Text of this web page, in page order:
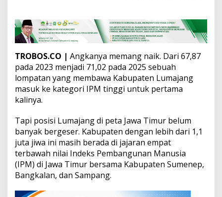
h
J
a
i
m
,
D
e
n
P
e
n
d
i
i
TROBOS.CO | Angkanya memang naik. Dari 67,87
pada 2023 menjadi 71,02 pada 2025 sebuah
lompatan yang membawa Kabupaten Lumajang
masuk ke kategori IPM tinggi untuk pertama
kalinya.
Tapi posisi Lumajang di peta Jawa Timur belum
banyak bergeser. Kabupaten dengan lebih dari 1,1
juta jiwa ini masih berada di jajaran empat
terbawah nilai Indeks Pembangunan Manusia
(IPM) di Jawa Timur bersama Kabupaten Sumenep,
Bangkalan, dan Sampang.